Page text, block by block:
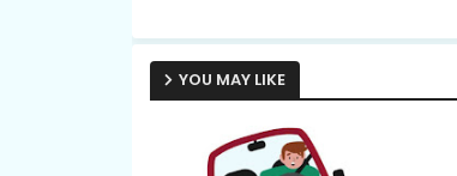
YOU MAY LIKE